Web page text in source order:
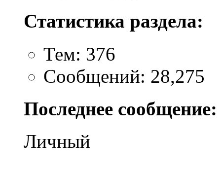
Статистика раздела:
Тем: 376
Сообщений: 28,275
Последнее сообщение:
Личный